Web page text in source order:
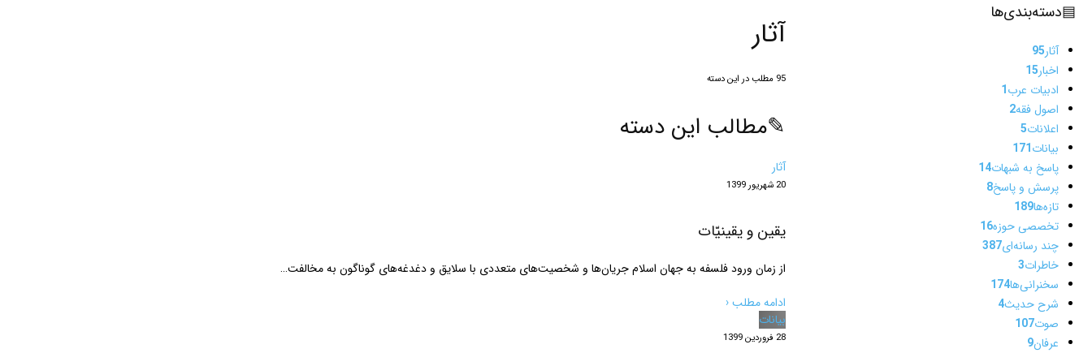
▤دسته‌بندی‌ها
آثار95
اخبار15
ادبیات عرب1
اصول فقه2
اعلانات5
بیانات171
پاسخ به شبهات14
پرسش و پاسخ8
تازه‌ها189
تخصصی حوزه16
چند رسانه‌ای387
خاطرات3
سخنرانی‌ها174
شرح حدیث4
صوت107
عرفان9
آثار
95 مطلب در این دسته
✎مطالب این دسته
آثار
20 شهریور 1399
یقین و یقینیّات
از زمان ورود فلسفه به جهان اسلام جریان‌ها و شخصیت‌های متعددی با سلایق و دغدغه‌های گوناگون به مخالفت…
ادامه مطلب ‹
بیانات
28 فروردین 1399